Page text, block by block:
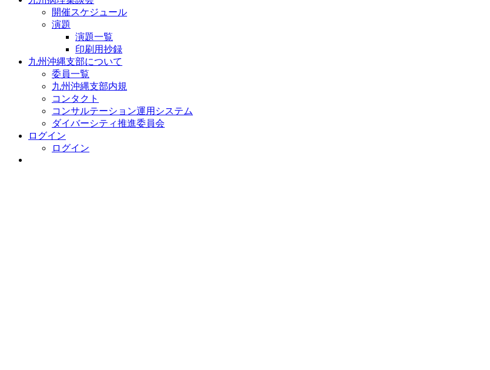
開催スケジュール
演題
演題一覧
印刷用抄録
九州沖縄支部について
委員一覧
九州沖縄支部内規
コンタクト
コンサルテーション運用システム
ダイバーシティ推進委員会
ログイン
ログイン